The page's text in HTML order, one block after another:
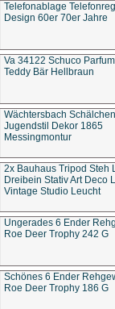
Telefonablage
Design 60er 70er Jahre
Va 34122 Schuco
Teddy Bär Hellbraun
Wächtersbach Schälchen
Jugendstil Dekor 1865
Messingmontur
2x Bauhaus Tripod Steh
Dreibein Stativ Art Deco
Vintage Studio Leucht
Ungerades 6 Ender
Roe Deer Trophy 242 G
Schönes 6 Ender
Roe Deer Trophy 186 G